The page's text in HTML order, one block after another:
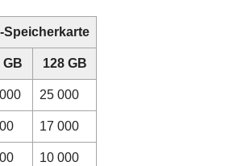
Speicherkarte
GB 128 GB
25 000
17 000
10 000